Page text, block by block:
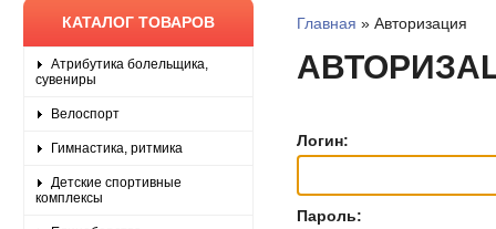
КАТАЛОГ ТОВАРОВ
Атрибутика болельщика,
сувениры
Велоспорт
Гимнастика, ритмика
Детские спортивные
комплексы
Главная » Авторизация
Логин:
Пароль: